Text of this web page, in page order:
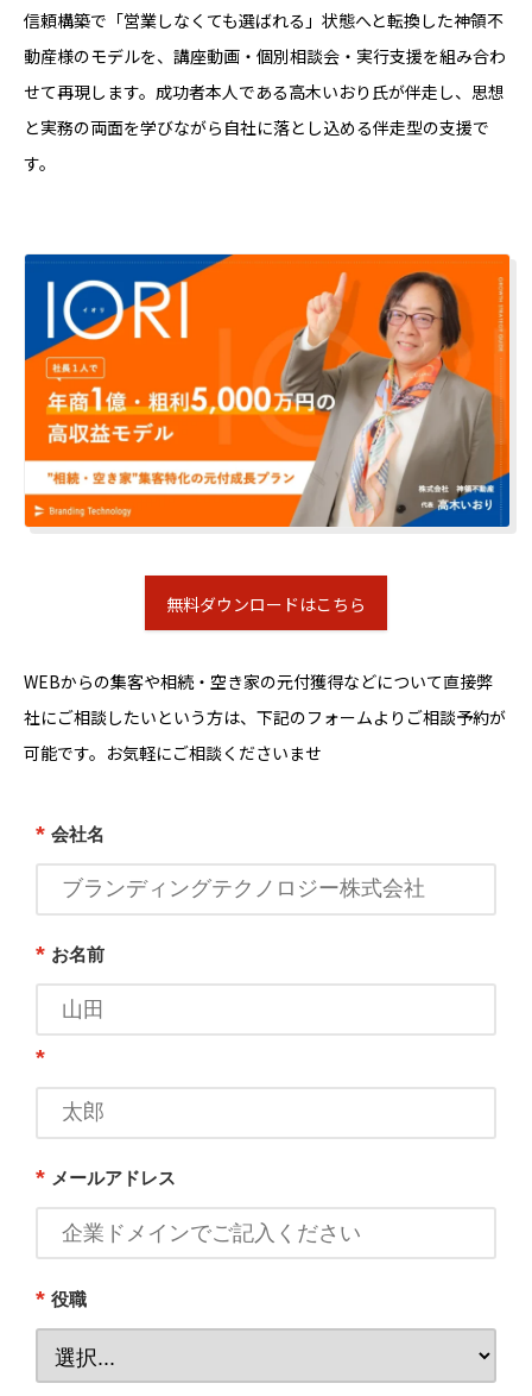
信頼構築で「営業しなくても選ばれる」状態へと転換した神領不
動産様のモデルを、講座動画・個別相談会・実行支援を組み合わ
せて再現します。成功者本人である高木いおり氏が伴走し、思想
と実務の両面を学びながら自社に落とし込める伴走型の支援で
す。
無料ダウンロードはこちら
WEBからの集客や相続・空き家の元付獲得などについて直接弊
社にご相談したいという方は、下記のフォームよりご相談予約が
可能です。お気軽にご相談くださいませ
* 会社名
* お名前
*
* メールアドレス
* 役職